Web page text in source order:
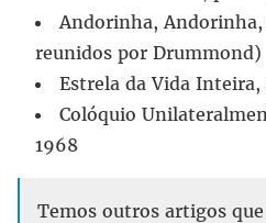
Andorinha,
reunidos por Drummond)
Estrela da Vida
Colóquio
1968
Temos outros artigos